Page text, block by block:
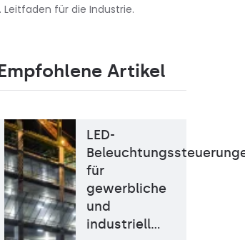
Leitfaden für die Industrie.
Artikel
LED-
für
gewerbliche
und
industriell…